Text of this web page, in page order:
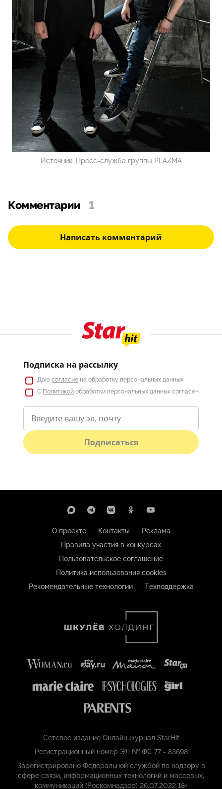
Источник: Пресс-служба группы PLAZMA
Комментарии 1
Написать комментарий
Подписка на рассылку
Даю согласие на обработку персональных данных
С Политикой обработки персональных данных согласен
Подписаться
О проекте Контакты
Реклама
Правила участия в конкурсах
Пользовательское соглашение
Политика использования cookies
Рекомендательные технологии
Техподдержка
Сетевое издание Онлайн журнал StarHit
Регистрационный номер ЭЛ № ФС 77 - 83698
Зарегистрировано Федеральной службой по надзору в
сфере связи, информационных технологий и массовых,
коммуникаций (Роскомнадзор) 26.07.2022 18+